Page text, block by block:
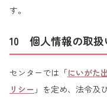
す。
10 個人情報の取扱
センターでは「にいがた
リシー 」を定め、法令及